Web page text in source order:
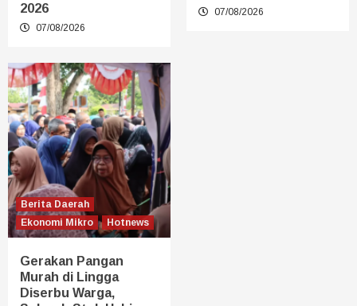
2026
07/08/2026
07/08/2026
Berita Daerah
Ekonomi Mikro
Hotnews
Gerakan Pangan
Murah di Lingga
Diserbu Warga,